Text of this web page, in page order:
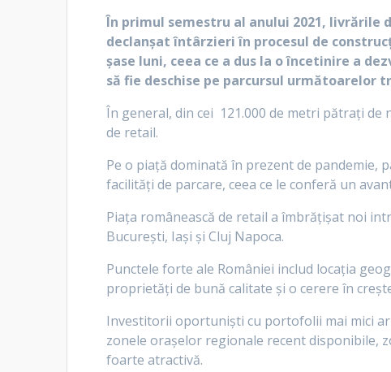
În primul semestru al anului 2021,
declanșat întârzieri în procesul de
șase luni, ceea ce a dus la o încetinire a
să fie deschise pe parcursul următoarelor
În general, din cei 121.000 de metri pătrați
de retail.
Pe o piață dominată în prezent de pandemie,
facilități de parcare, ceea ce le conferă un
Piața românească de retail a îmbrățișat noi
București, Iași și Cluj Napoca.
Punctele forte ale României includ locația
proprietăți de bună calitate și o cerere în
Investitorii oportuniști cu portofolii mai mici ar
zonele orașelor regionale recent disponibile,
foarte atractivă.